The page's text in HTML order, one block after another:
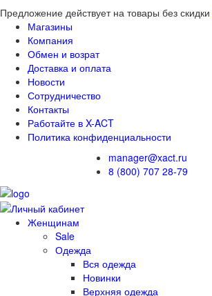
Предложение действует на товары без скидки
Магазины
Компания
Обмен и возрат
Доставка и оплата
Новости
Сотрудничество
Контакты
Работайте в X-ACT
Политика конфиденциальности
manager@xact.ru
8 (800) 707 28-79
Женщинам
Sale
Одежда
Вся одежда
Новинки
Верхняя одежда